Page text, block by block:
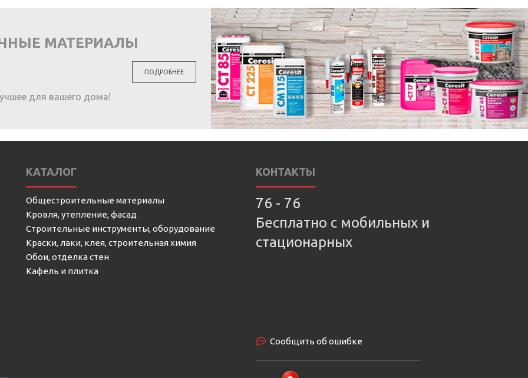
МАТЕРИАЛЫ
для вашего дома!
ПОДРОБНЕЕ
КАТАЛОГ
Общестроительные материалы
Кровля, утепление, фасад
Строительные инструменты, оборудование
Краски, лаки, клея, строительная химия
Обои, отделка стен
Кафель и плитка
КОНТАКТЫ
76 - 76
Бесплатно с мобильных и
стационарных
Сообщить об ошибке